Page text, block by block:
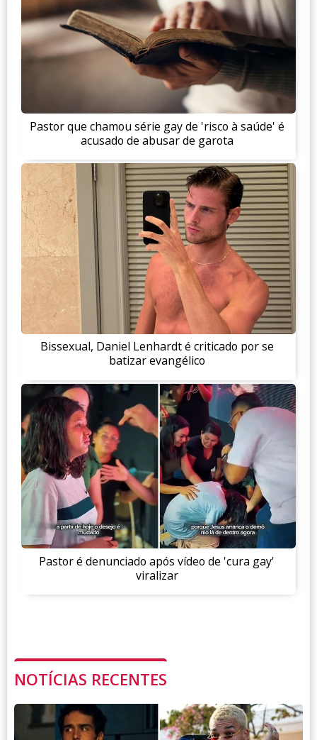
Pastor que chamou série gay de 'risco à saúde' é
acusado de abusar de garota
Bissexual, Daniel Lenhardt é criticado por se
batizar evangélico
Pastor é denunciado após vídeo de 'cura gay'
viralizar
NOTÍCIAS RECENTES